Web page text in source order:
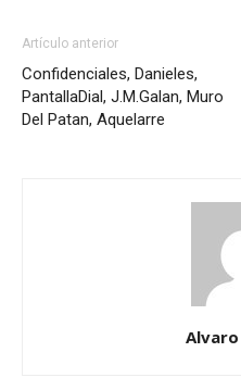
Artículo anterior
Confidenciales, Danieles,
PantallaDial, J.M.Galan, Muro
Del Patan, Aquelarre